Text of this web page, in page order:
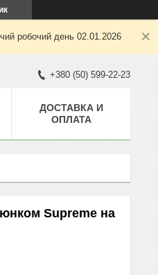
робочий день 02.01.2026
+380 (50) 599-22-23
ДОСТАВКА И
ОПЛАТА
Supreme на